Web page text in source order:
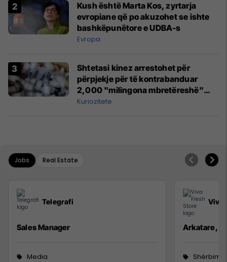
Kush është Marta Kos, zyrtarja
evropiane që po akuzohet se ishte
bashkëpunëtore e UDBA-s
Evropa
Shtetasi kinez arrestohet për
përpjekje për të kontrabanduar
2,000 "milingona mbretëreshë"
nga Kenia
Kuriozitete
Jobs Real Estate
Telegrafi
Sales Manager
Media
Viva
Arkatare,